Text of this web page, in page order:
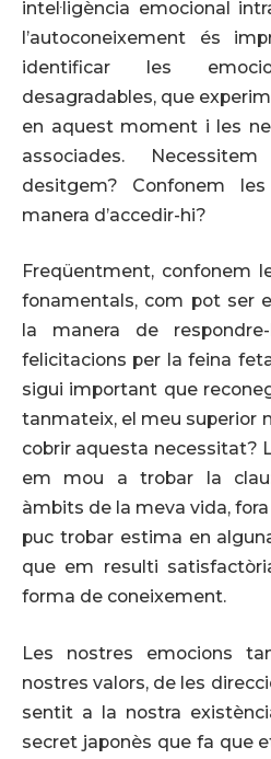
intel·ligència emocional
l’autoconeixement és
identificar les
desagradables, que
en aquest moment i les
associades.
desitgem? Confonem
manera d’accedir-hi?
Freqüentment, confonem
fonamentals, com pot ser
la manera de
felicitacions per la feina
sigui important que
tanmateix, el meu superior
cobrir aquesta necessitat?
em mou a trobar la
àmbits de la meva vida,
puc trobar estima en
que em resulti
forma de coneixement.
Les nostres emocions
nostres valors, de les
sentit a la nostra
secret japonès que fa que